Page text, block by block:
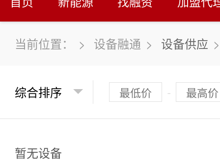
当前位置： > 设备融通 > 设备供应 >
-
暂无设备